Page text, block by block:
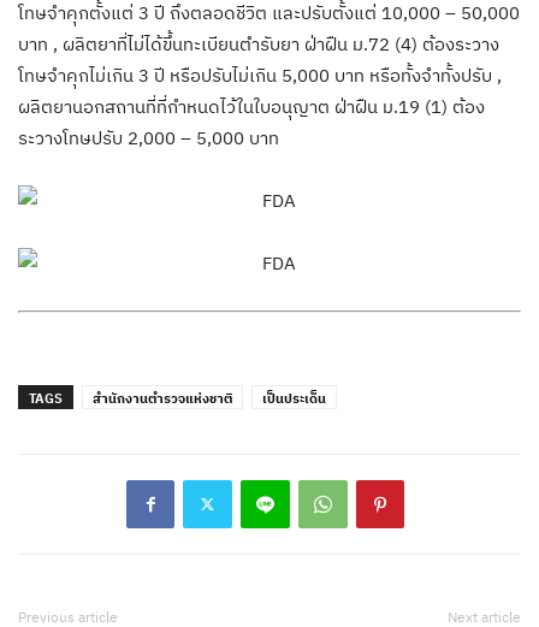
โทษจำคุกตั้งแต่ 3 ปี ถึงตลอดชีวิต และปรับตั้งแต่ 10,000 – 50,000
บาท , ผลิตยาที่ไม่ได้ขึ้นทะเบียนตำรับยา ฝ่าฝืน ม.72 (4) ต้องระวาง
โทษจำคุกไม่เกิน 3 ปี หรือปรับไม่เกิน 5,000 บาท หรือทั้งจำทั้งปรับ ,
ผลิตยานอกสถานที่ที่กำหนดไว้ในใบอนุญาต ฝ่าฝืน ม.19 (1) ต้อง
ระวางโทษปรับ 2,000 – 5,000 บาท
TAGS สำนักงานตำรวจแห่งชาติ เป็นประเด็น
Previous article Next article